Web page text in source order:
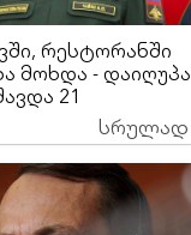
რესტორანში
მოხდა - დაიღუპა
21
სამხედრო
სრულად